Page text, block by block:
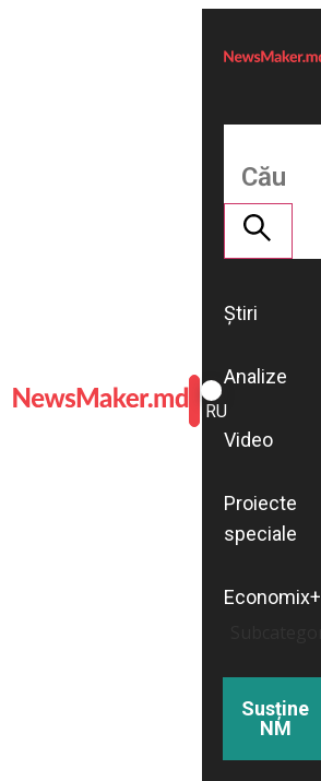
ROMÂNĂ
RU
Știri
Analize
Video
Proiecte
speciale
Economix+
Susține
NM